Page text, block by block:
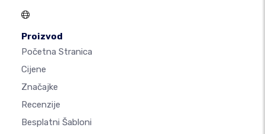
Proizvod
Početna Stranica
Cijene
Značajke
Recenzije
Besplatni Šabloni